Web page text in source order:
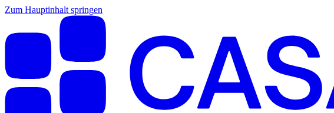
Zum Hauptinhalt springen